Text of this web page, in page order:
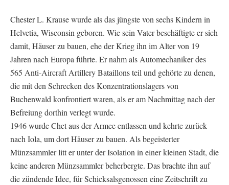
Chester L. Krause wurde als das jüngste von sechs Kindern in
Helvetia, Wisconsin geboren. Wie sein Vater beschäftigte er sich
damit, Häuser zu bauen, ehe der Krieg ihn im Alter von 19
Jahren nach Europa führte. Er nahm als Automechaniker des
565 Anti-Aircraft Artillery Bataillons teil und gehörte zu denen,
die mit den Schrecken des Konzentrationslagers von
Buchenwald konfrontiert waren, als er am Nachmittag nach der
Befreiung dorthin verlegt wurde.
1946 wurde Chet aus der Armee entlassen und kehrte zurück
nach Iola, um dort Häuser zu bauen. Als begeisterter
Münzsammler litt er unter der Isolation in einer kleinen Stadt, die
keine anderen Münzsammler beherbergte. Das brachte ihn auf
die zündende Idee, für Schicksalsgenossen eine Zeitschrift zu